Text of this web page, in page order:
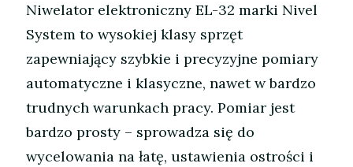
Niwelator elektroniczny EL-32 marki Nivel
System to wysokiej klasy sprzęt
zapewniający szybkie i precyzyjne pomiary
automatyczne i klasyczne, nawet w bardzo
trudnych warunkach pracy. Pomiar jest
bardzo prosty – sprowadza się do
wycelowania na łatę, ustawienia ostrości i